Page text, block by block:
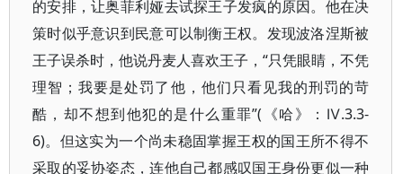
的安排，让奥菲利娅去试探王子发疯的原因。他在决
策时似乎意识到民意可以制衡王权。发现波洛涅斯被
王子误杀时，他说丹麦人喜欢王子，“只凭眼睛，不凭
理智；我要是处罚了他，他们只看见我的刑罚的苛
酷，却不想到他犯的是什么重罪”(《哈》：Ⅳ.3.3-
6)。但这实为一个尚未稳固掌握王权的国王所不得不
采取的妥协姿态，连他自己都感叹国王身份更似一种